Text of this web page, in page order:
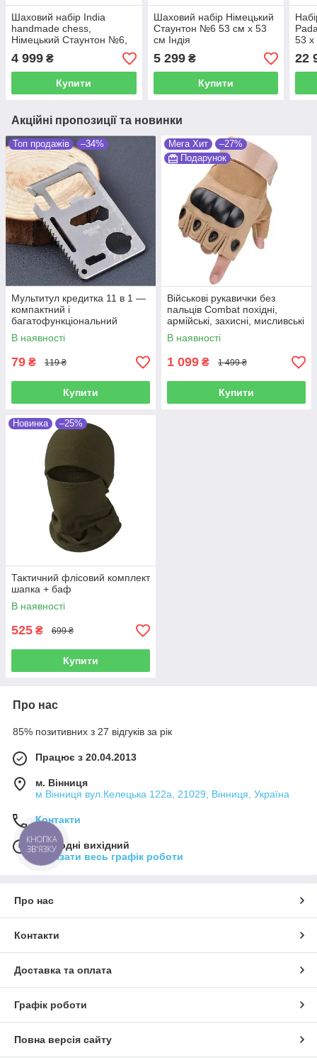
Шаховий набір Іndia
handmade chess,
Німецький Стаунтон №6,
4 999 ₴
Купити
Шаховий набір Німецький
Стаунтон №6 53 см х 53
см Індія
5 299₴
Купити
53
22
Акційні пропозиції та новинки
Топ продажів –34%
Мультитул кредитка 11 в 1 —
компактний і
багатофункціональний
В наявності
79 ₴ 119 ₴
Купити
Мега Хит
–27%
Подарунок
Військові рукавички без
пальців Combat похідні,
армійські, захисні, мисливські
В наявності
1 099 ₴ 1 499 ₴
Купити
Новинка –25%
Тактичний флісовий комплект
шапка + баф
В наявності
525 ₴ 699 ₴
Купити
Про нас
85% позитивних з 27 відгуків за рік
Працює з 20.04.2013
м. Вінниця
м.Вінниця вул.Келецька 122а, 21029, Вінниця, Україна
Контакти
Сьогодні вихідний
Показати весь графік роботи
Про нас
Контакти
Доставка та оплата
Графік роботи
Повна версія сайту
КНОПКА
ЗВ'ЯЗКУ